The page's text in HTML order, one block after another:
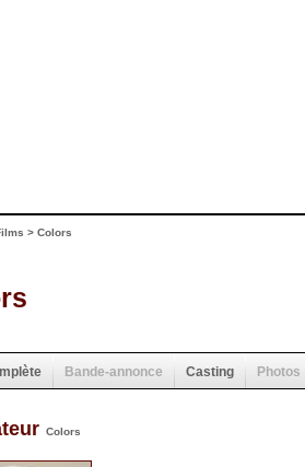
> Colors
Bande-annonce Casting Photos
Colors